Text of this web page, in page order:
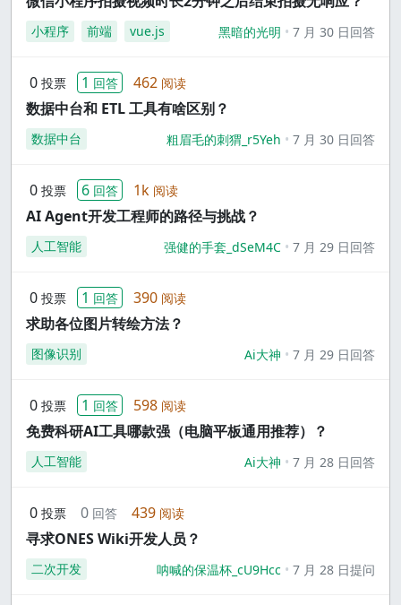
小程序 前端 vue.js 黑暗的光明 7 月 30 日回答
0 投票 1 回答 462 阅读
数据中台和 ETL 工具有啥区别？
数据中台 粗眉毛的刺猬_r5Yeh 7 月 30 日回答
0 投票 6 回答 1k 阅读
AI Agent开发工程师的路径与挑战？
人工智能 强健的手套_dSeM4C 7 月 29 日回答
0 投票 1 回答 390 阅读
求助各位图片转绘方法？
图像识别 Ai大神 7 月 29 日回答
0 投票 1 回答 598 阅读
免费科研AI工具哪款强（电脑平板通用推荐）？
人工智能 Ai大神 7 月 28 日回答
0 投票 0 回答 439 阅读
寻求ONES Wiki开发人员？
二次开发 呐喊的保温杯_cU9Hcc 7 月 28 日提问